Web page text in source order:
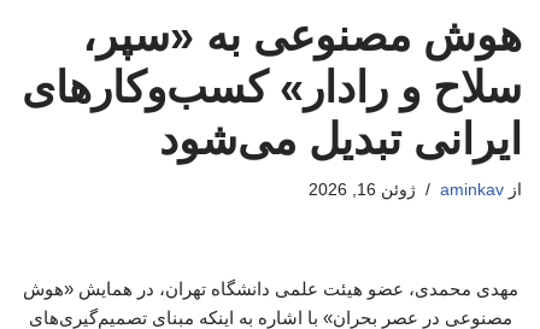
هوش مصنوعی به «سپر،
سلاح و رادار» کسب‌وکارهای
ایرانی تبدیل می‌شود
از aminkav ژوئن 16, 2026
مهدی محمدی، عضو هیئت علمی دانشگاه تهران، در همایش «هوش
مصنوعی در عصر بحران» با اشاره به اینکه مبنای تصمیم‌گیری‌های